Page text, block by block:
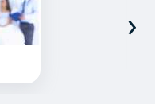
›